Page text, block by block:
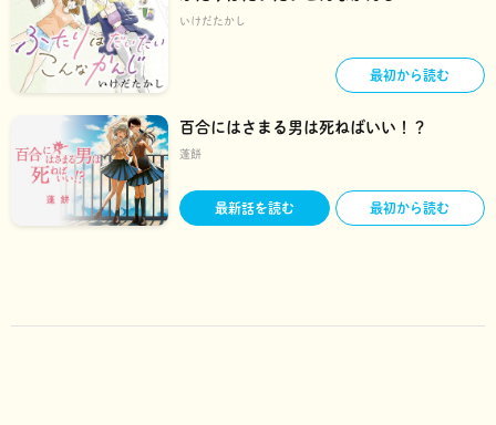
いけだたかし
最初から読む
百合にはさまる男は死ねばいい！？
蓬餅
最新話を読む 最初から読む